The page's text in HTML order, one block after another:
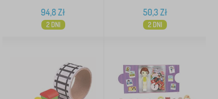
Podkategorie
Bohater
94,8Zł
2 DNI
50,3Zł
2 DNI